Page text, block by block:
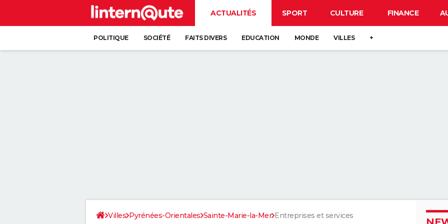
ACTUALITÉS SPORT CULTURE FINANCE
POLITIQUE SOCIÉTÉ FAITS DIVERS EDUCATION MONDE VILLES +
Villes Pyrénées-Orientales Sainte-Marie-la-Mer Entreprises et services